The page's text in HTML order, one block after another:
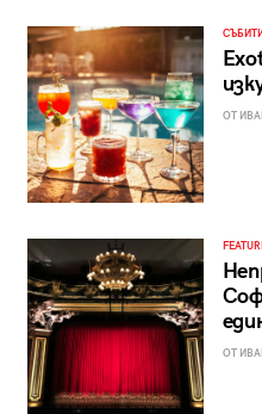
ОТ
ОТ